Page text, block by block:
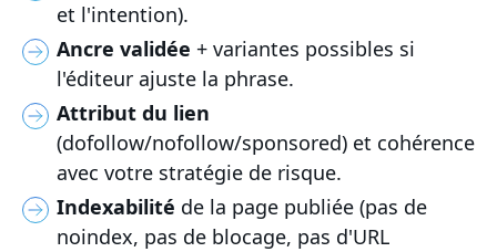
et l'intention).
Ancre validée + variantes possibles si
l'éditeur ajuste la phrase.
Attribut du lien
(dofollow/nofollow/sponsored) et cohérence
avec votre stratégie de risque.
Indexabilité de la page publiée (pas de
noindex, pas de blocage, pas d'URL